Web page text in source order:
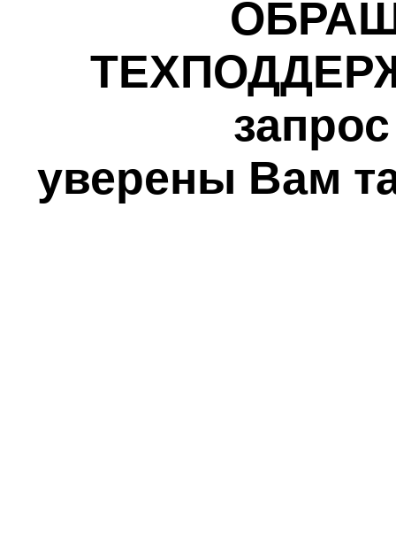
уверены Вам